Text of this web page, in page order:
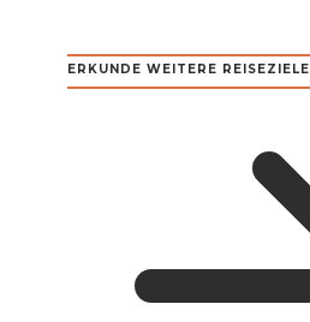
ERKUNDE WEITERE REISEZIELE